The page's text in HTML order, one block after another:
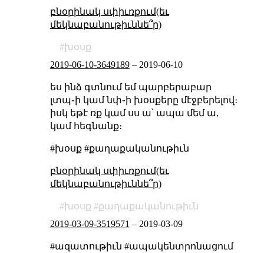
բնօրինակ սփիւռքում(եւ
մեկնաբանութիւննե՞ր)
խօսք
2019-06-10-3649189– 2019-06-10
ես ինձ գտնում եմ պարբերաբար
լտպ֊ի կամ նփ֊ի խօսքերը մէջբերելով։
իսկ եթէ ռք կամ սս ա՝ ապա մեմ ա,
կամ հեգնանք։
#խօսք #քաղաքականութիւն
բնօրինակ սփիւռքում(եւ
մեկնաբանութիւննե՞ր)
խօսք
քաղաքականութիւն
2019-03-09-3519571 – 2019-03-09
#ազատութիւն #ապակենտրոնացում